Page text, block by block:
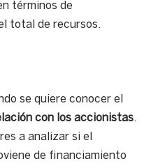
términos de
total de recursos.
se quiere conocer el
con los accionistas.
a analizar si el
de financiamiento